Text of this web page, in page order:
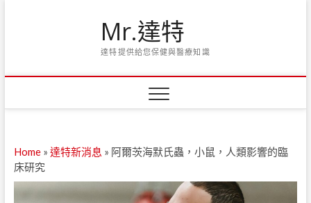
Mr.達特
達特提供給您保健與醫療知識
Home» 達特新消息 » 阿爾茨海默氏蟲，小鼠，人類影響的臨
床研究